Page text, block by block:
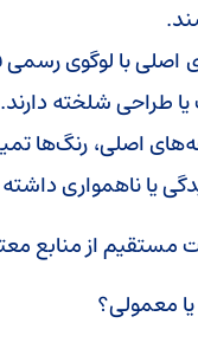
اصلی با لوگوی رسمی
طراحی شلخته دارند.
اصلی، رنگ‌ها
یا ناهمواری
مستقیم از منابع
معمولی؟